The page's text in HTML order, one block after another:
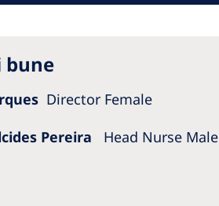
bune
Director Female
Pereira Head Nurse Male